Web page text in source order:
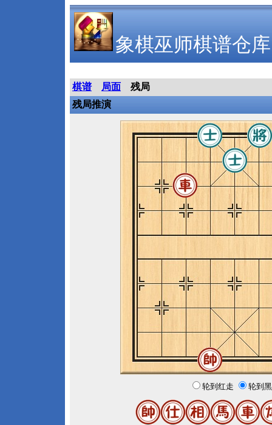
象棋巫师棋谱仓库
棋谱 局面
残局
残局推演
轮到红走 轮到